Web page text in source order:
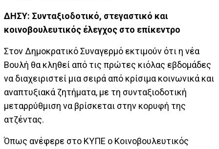
ΔΗΣΥ: Συνταξιοδοτικό, στεγαστικό και
κοινοβουλευτικός έλεγχος στο επίκεντρο
Στον Δημοκρατικό Συναγερμό εκτιμούν ότι η νέα
Βουλή θα κληθεί από τις πρώτες κιόλας εβδομάδες
να διαχειριστεί μια σειρά από κρίσιμα κοινωνικά και
αναπτυξιακά ζητήματα, με τη συνταξιοδοτική
μεταρρύθμιση να βρίσκεται στην κορυφή της
ατζέντας.
Όπως ανέφερε στο ΚΥΠΕ ο Κοινοβουλευτικός